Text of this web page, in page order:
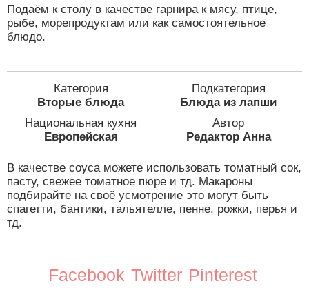
Подаём к столу в качестве гарнира к мясу, птице,
рыбе, морепродуктам или как самостоятельное
блюдо.
Категория
Вторые блюда
Подкатегория
Блюда из лапши
Национальная кухня
Европейская
Автор
Редактор Анна
В качестве соуса можете использовать томатный сок,
пасту, свежее томатное пюре и тд. Макароны
подбирайте на своё усмотрение это могут быть
спагетти, бантики, тальятелле, пенне, рожки, перья и
тд.
Facebook Twitter Pinterest